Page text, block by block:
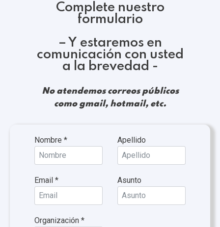
Complete nuestro
formulario
– Y estaremos en
comunicación con usted
a la brevedad -
No atendemos correos públicos
como gmail, hotmail, etc.
Nombre * Apellido
Email * Asunto
Organización *